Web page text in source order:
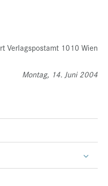
Verlagspostamt 1010 Wien
Montag, 14. Juni 2004